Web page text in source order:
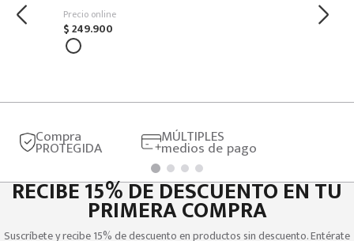
TENIS COLEGIALES PARA NIÑA NATA